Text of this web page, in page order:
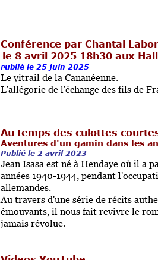
Conférence par Chantal
le 8 avril 2025 18h30 aux
Publié le 25 juin 2025
Le vitrail de la Cananéenne.
L'allégorie de l'échange des fils de
Au temps des culottes
Aventures d'un gamin dans les
Publié le 2 avril 2023
Jean Isasa est né à Hendaye où il a
années 1940-1944, pendant
allemandes.
Au travers d'une série de récits
émouvants, il nous fait revivre le
jamais révolue.